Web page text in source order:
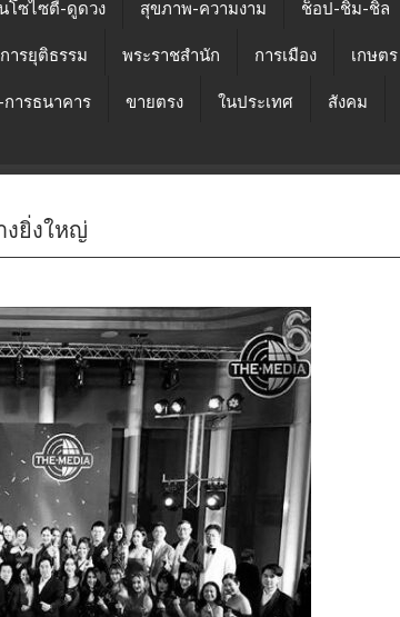
โซไซตี้-ดูดวง สุขภาพ-ความงาม ช็อป-ชิม-ชิล
ารยุติธรรม พระราชสำนัก การเมือง เกษตร
การธนาคาร ขายตรง ในประเทศ สังคม
งยิ่งใหญ่